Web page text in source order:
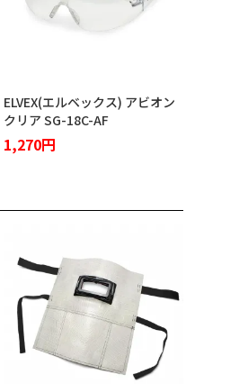
ELVEX(エルベックス) アビオン
クリア SG-18C-AF
1,270円